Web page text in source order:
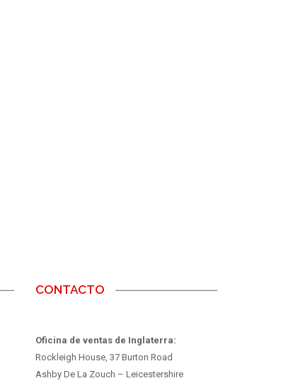
CONTACTO
Oficina de ventas de Inglaterra:
Rockleigh House, 37 Burton Road
Ashby De La Zouch – Leicestershire